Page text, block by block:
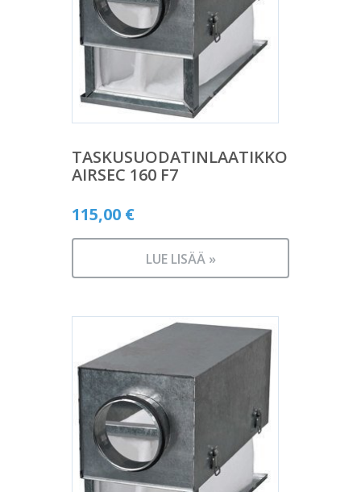
TASKUSUODATINLAATIKKO
AIRSEC 160 F7
115,00 €
LUE LISÄÄ »